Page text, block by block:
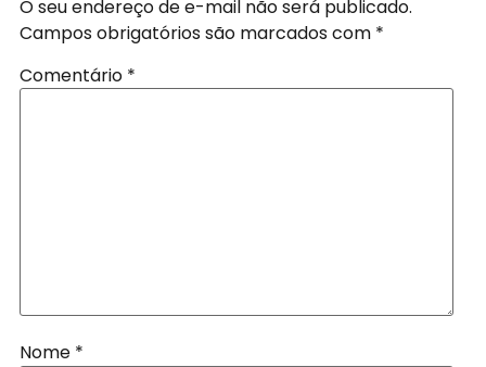
O seu endereço de e-mail não será publicado.
Campos obrigatórios são marcados com *
Comentário *
Nome *